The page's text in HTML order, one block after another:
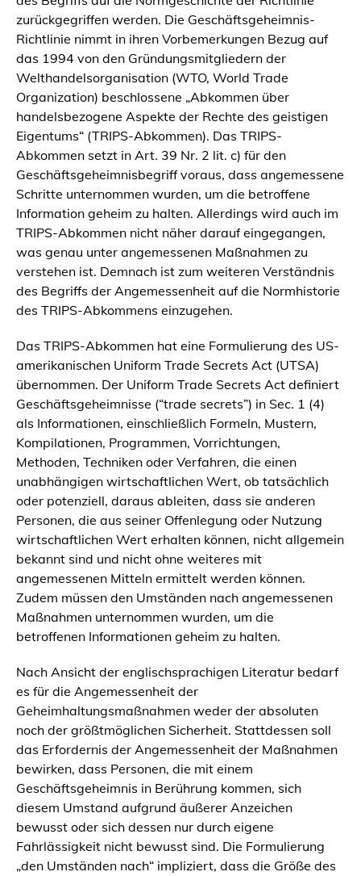
zurückgegriffen werden. Die Geschäftsgeheimnis-
Richtlinie nimmt in ihren Vorbemerkungen Bezug auf
das 1994 von den Gründungsmitgliedern der
Welthandelsorganisation (WTO, World Trade
Organization) beschlossene „Abkommen über
handelsbezogene Aspekte der Rechte des geistigen
Eigentums“ (TRIPS-Abkommen). Das TRIPS-
Abkommen setzt in Art. 39 Nr. 2 lit. c) für den
Geschäftsgeheimnisbegriff voraus, dass angemessene
Schritte unternommen wurden, um die betroffene
Information geheim zu halten. Allerdings wird auch im
TRIPS-Abkommen nicht näher darauf eingegangen,
was genau unter angemessenen Maßnahmen zu
verstehen ist. Demnach ist zum weiteren Verständnis
des Begriffs der Angemessenheit auf die Normhistorie
des TRIPS-Abkommens einzugehen.
Das TRIPS-Abkommen hat eine Formulierung des US-
amerikanischen Uniform Trade Secrets Act (UTSA)
übernommen. Der Uniform Trade Secrets Act definiert
Geschäftsgeheimnisse (“trade secrets”) in Sec. 1 (4)
als Informationen, einschließlich Formeln, Mustern,
Kompilationen, Programmen, Vorrichtungen,
Methoden, Techniken oder Verfahren, die einen
unabhängigen wirtschaftlichen Wert, ob tatsächlich
oder potenziell, daraus ableiten, dass sie anderen
Personen, die aus seiner Offenlegung oder Nutzung
wirtschaftlichen Wert erhalten können, nicht allgemein
bekannt sind und nicht ohne weiteres mit
angemessenen Mitteln ermittelt werden können.
Zudem müssen den Umständen nach angemessenen
Maßnahmen unternommen wurden, um die
betroffenen Informationen geheim zu halten.
Nach Ansicht der englischsprachigen Literatur bedarf
es für die Angemessenheit der
Geheimhaltungsmaßnahmen weder der absoluten
noch der größtmöglichen Sicherheit. Stattdessen soll
das Erfordernis der Angemessenheit der Maßnahmen
bewirken, dass Personen, die mit einem
Geschäftsgeheimnis in Berührung kommen, sich
diesem Umstand aufgrund äußerer Anzeichen
bewusst oder sich dessen nur durch eigene
Fahrlässigkeit nicht bewusst sind. Die Formulierung
„den Umständen nach“ impliziert, dass die Größe des